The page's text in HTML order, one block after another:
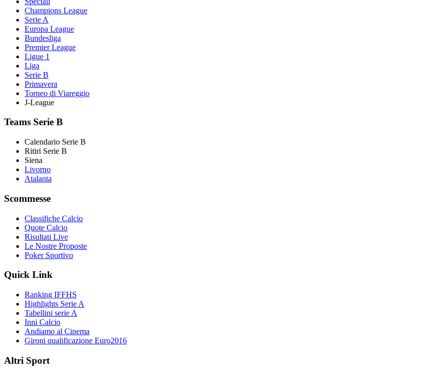
Champions League
Serie A
Europa League
Bundesliga
Premier League
Ligue 1
Liga
Serie B
Primavera
Torneo di Viareggio
J-League
Teams Serie B
Calendario Serie B
Ritiri Serie B
Siena
Livorno
Atalanta
Scommesse
Classifiche Calcio
Quote Calcio
Risultati Live
Le Nostre Proposte
Poker Sportivo
Quick Link
Ranking IFFHS
Highlights Serie A
Tabellini serie A
Inni Calcio
Andiamo al Cinema
Gironi qualificazione Euro2016
Altri Sport